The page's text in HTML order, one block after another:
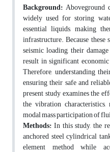
Background: Aboveground
widely used for storing
essential liquids, making
infrastructure. Because
seismic loading, their
result in significant
Therefore, understanding
ensuring their safe and
present study examines the
the vibration
modal mass participation of
Methods:In this study, the
anchored steel cylindrical
element method while